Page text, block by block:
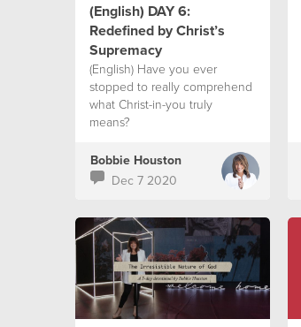
(English) DAY 6:
Redefined by Christ’s
Supremacy
(English) Have you ever
stopped to really comprehend
what Christ-in-you truly
means?
Bobbie Houston
Dec 7 2020